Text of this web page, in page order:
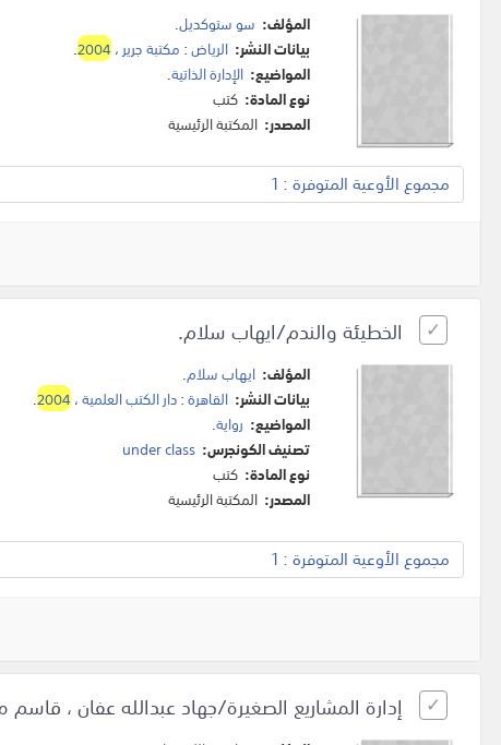
المؤلف: سو ستوكديل.
بيانات النشر: الرياض: مكتبة جرير ،2004
.
المواضيع: الإدارة الذاتية.
نوع المادة: كتب
المصدر: المكتبة الرئيسية
مجموع الأوعية المتوفرة : 1
الخطيئة والندم/ايهاب سلام.
المؤلف: ايهاب سلام.
بيانات النشر: القاهرة:دار الكتب العلمية،2004
.
المواضيع: رواية.
تصنيف الكونجرس: under class
نوع المادة: كتب
المصدر: المكتبة الرئيسية
مجموع الأوعية المتوفرة : 1
إدارة المشاريع الصغيرة/جهاد عبدالله عفان ،